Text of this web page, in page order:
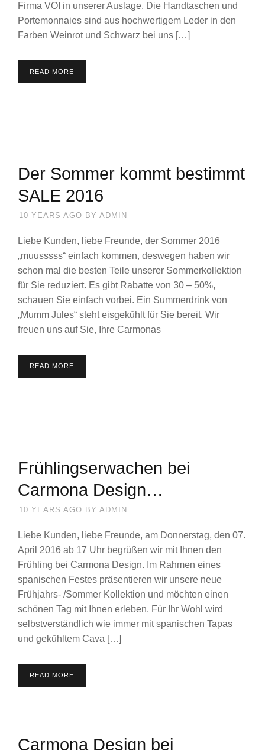
Firma VOI in unserer Auslage. Die Handtaschen und
Portemonnaies sind aus hochwertigem Leder in den
Farben Weinrot und Schwarz bei uns […]
READ MORE
Der Sommer kommt bestimmt
SALE 2016
10 YEARS AGO BY ADMIN
Liebe Kunden, liebe Freunde, der Sommer 2016
„muusssss“ einfach kommen, deswegen haben wir
schon mal die besten Teile unserer Sommerkollektion
für Sie reduziert. Es gibt Rabatte von 30 – 50%,
schauen Sie einfach vorbei. Ein Summerdrink von
„Mumm Jules“ steht eisgekühlt für Sie bereit. Wir
freuen uns auf Sie, Ihre Carmonas
READ MORE
Frühlingserwachen bei
Carmona Design…
10 YEARS AGO BY ADMIN
Liebe Kunden, liebe Freunde, am Donnerstag, den 07.
April 2016 ab 17 Uhr begrüßen wir mit Ihnen den
Frühling bei Carmona Design. Im Rahmen eines
spanischen Festes präsentieren wir unsere neue
Frühjahrs- /Sommer Kollektion und möchten einen
schönen Tag mit Ihnen erleben. Für Ihr Wohl wird
selbstverständlich wie immer mit spanischen Tapas
und gekühltem Cava […]
READ MORE
Carmona Design bei